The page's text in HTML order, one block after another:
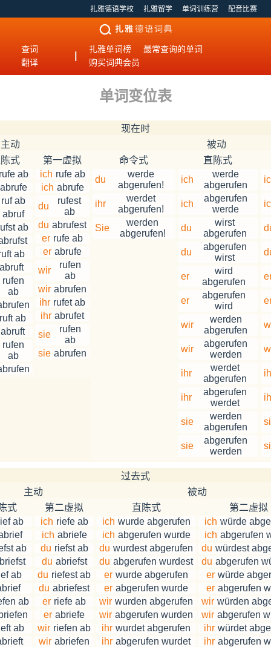
扎雅德语学校 扎雅留学 单词训练营 配音比赛
查词
翻译
扎雅单词榜
最常查询的单词
购买词典会员
单词变位表
现在时
主动
式
ab
abrufe
ruf ab
abruf
ab
ab
rufen
ab
ab
abruft
rufen
ab
第一虚拟
ich rufe ab
ich abrufe
du
rufest
ab
du abrufest
er rufe ab
er abrufe
wir
rufen
ab
wir abrufen
ihr rufet ab
ihr abrufet
sie
rufen
ab
sie abrufen
被动
命令式
du
werde
abgerufen!
ihr
werdet
abgerufen!
Sie
werden
abgerufen!
直陈式
ich
werde
abgerufen
ich
abgerufen
werde
du
wirst
abgerufen
du
abgerufen
wirst
er
wird
abgerufen
er
abgerufen
wird
wir
werden
abgerufen
wir
abgerufen
werden
ihr
werdet
abgerufen
ihr
abgerufen
werdet
sie
werden
abgerufen
sie
abgerufen
werden
过去式
主动
式
ab
ab
ab
ab
ab
第二虚拟
ich riefe ab
ich abriefe
du riefst ab
du abriefst
du riefest ab
du abriefest
er riefe ab
er abriefe
wir riefen ab
wir abriefen
被动
直陈式
ich wurde abgerufen
ich abgerufen wurde
du wurdest abgerufen
du abgerufen wurdest
er wurde abgerufen
er abgerufen wurde
wir wurden abgerufen
wir abgerufen wurden
ihr wurdet abgerufen
ihr abgerufen wurdet
第二虚拟
ich würde
ich abgerufen
du würdest
du abgerufen
er würde
er abgerufen
wir würden
wir abgerufen
ihr würdet
ihr abgerufen